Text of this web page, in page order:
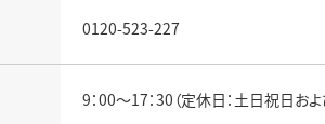
0120-523-227
9：00～17：30（定休日：土日祝日お